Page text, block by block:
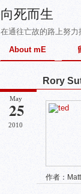
向死而生
在通往亡故的路上努力
About mE
May
25
2010
Rory
作者：